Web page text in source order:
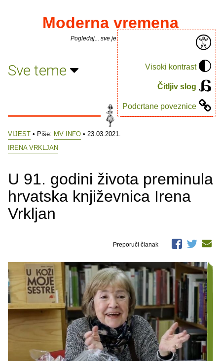
Visoki kontrast
Čitljiv slog
Podcrtane poveznice
Moderna vremena
Pogledaj... sve je puno knjiga.
Sve teme
VIJEST • Piše: MV INFO • 23.03.2021.
IRENA VRKLJAN
U 91. godini života preminula
hrvatska književnica Irena
Vrkljan
Preporuči članak